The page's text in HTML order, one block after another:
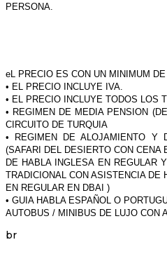
PERSONA.
eL PRECIO ES CON UN MINIMUM DE
• EL PRECIO INCLUYE IVA.
• EL PRECIO INCLUYE TODOS LOS
• REGIMEN DE MEDIA PENSION
CIRCUITO DE TURQUIA
• REGIMEN DE ALOJAMIENTO Y
(SAFARI DEL DESIERTO CON CENA
DE HABLA INGLESA EN REGULAR
TRADICIONAL CON ASISTENCIA DE
EN REGULAR EN DBAI )
• GUIA HABLA ESPAÑOL O
AUTOBUS / MINIBUS DE LUJO CON
br